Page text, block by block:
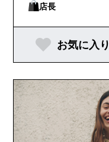
店長
お気に入り